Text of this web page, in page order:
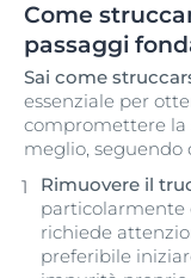
Come
passaggi
Sai come
essenziale per
compromettere la
meglio, seguendo
Rimuovere il
particolarmente
richiede
preferibile